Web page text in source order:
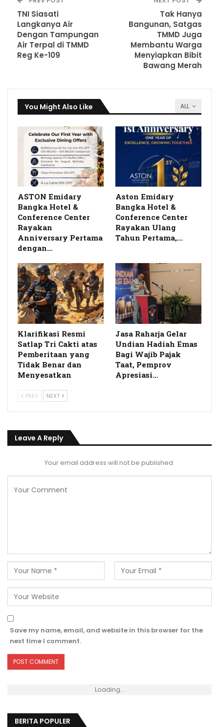
TNI Siasati
Langkanya Air
Dengan Tampungan
Air Terpal di TMMD
Reg Ke-109
Tak Hanya
Bangunan, Satgas
TMMD Juga
Membantu Warga
Menyiapkan Bibit
Bawang Merah
ALL
You Might Also Like
ASTON Emidary
Bangka Hotel &
Conference Center
Rayakan
Anniversary Pertama
dengan…
Aston Emidary
Bangka Hotel &
Conference Center
Rayakan Ulang
Tahun Pertama,…
Klarifikasi Resmi
Satlap Tri Cakti atas
Pemberitaan yang
Tidak Benar dan
Menyesatkan
Jasa Raharja Gelar
Undian Hadiah Emas
Bagi Wajib Pajak
Taat, Pemprov
Apresiasi…
PREV NEXT
Leave A Reply
Your email address will not be published.
Save my name, email, and website in this browser for the
next time I comment.
Loading...
BERITA POPULER